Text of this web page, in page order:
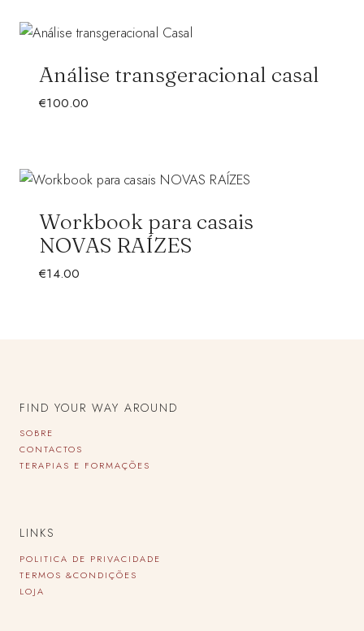
€75.00
Análise transgeracional casal
€100.00
Workbook para casais
NOVAS RAÍZES
€14.00
FIND YOUR WAY AROUND
SOBRE
CONTACTOS
TERAPIAS E FORMAÇÕES
LINKS
POLITICA DE PRIVACIDADE
TERMOS &CONDIÇÕES
LOJA